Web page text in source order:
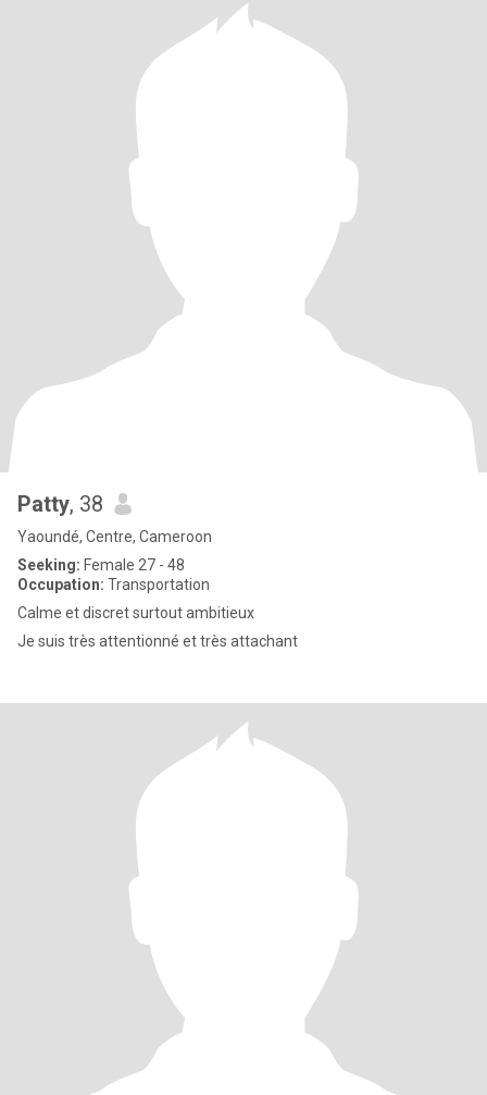
Patty, 38
Yaoundé, Centre, Cameroon
Seeking: Female 27 - 48
Occupation: Transportation
Calme et discret surtout ambitieux
Je suis très attentionné et très attachant